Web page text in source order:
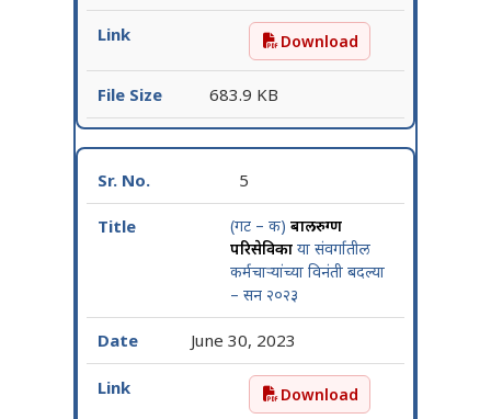
(गट – क) परिसेविका या
Download
683.9 KB
5
(गट – क) बालरुग्ण
परिसेविकाया संवर्गातील
कर्मचाऱ्यांच्या विनंती बदल्या
– सन २०२३
June 30, 2023
(गट – क) बालरुग्ण परिसेविका
Download